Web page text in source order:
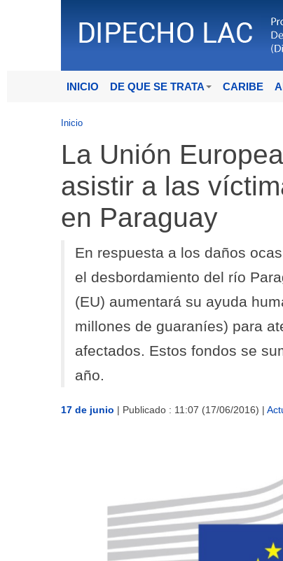
INICIO DE QUE SE TRATA CARIBE
Inicio
La Unión
asistir a las
en Paraguay
En respuesta a los daños
el desbordamiento del río
(EU) aumentará su ayuda
millones de guaraníes) para
afectados. Estos fondos se
año.
17 de junio | Publicado : 11:07 (17/06/2016) |